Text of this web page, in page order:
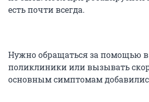
есть почти всегда.
Нужно обращаться за помощью
поликлиники или вызывать
основным симптомам